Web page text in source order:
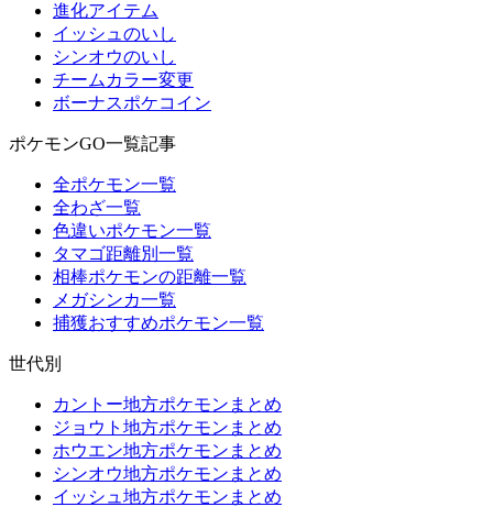
進化アイテム
イッシュのいし
シンオウのいし
チームカラー変更
ボーナスポケコイン
ポケモンGO一覧記事
全ポケモン一覧
全わざ一覧
色違いポケモン一覧
タマゴ距離別一覧
相棒ポケモンの距離一覧
メガシンカ一覧
捕獲おすすめポケモン一覧
世代別
カントー地方ポケモンまとめ
ジョウト地方ポケモンまとめ
ホウエン地方ポケモンまとめ
シンオウ地方ポケモンまとめ
イッシュ地方ポケモンまとめ